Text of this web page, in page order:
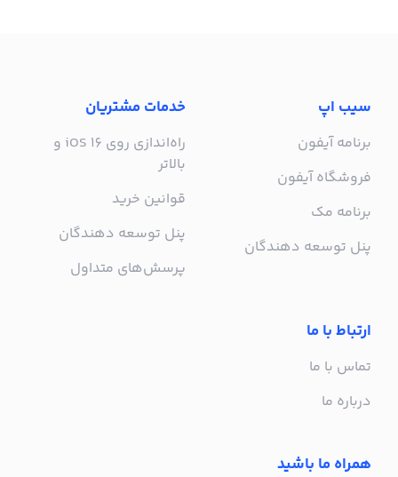
سیب اپ
برنامه آیفون
فروشگاه آیفون
برنامه مک
پنل توسعه دهندگان
خدمات مشتریان
راه‌اندازی روی iOS 16 و
بالاتر
قوانین خرید
پنل توسعه دهندگان
پرسش‌های متداول
ارتباط با ما
تماس با ما
درباره ما
همراه ما باشید